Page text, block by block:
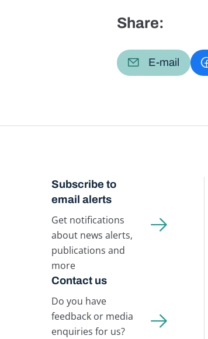
Share:
E-mail
Subscribe to
email alerts
Get notifications
about news alerts,
publications and
more
Contact us
Do you have
feedback or media
enquiries for us?